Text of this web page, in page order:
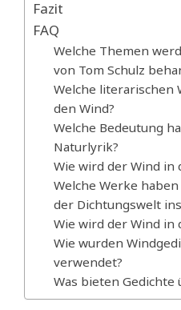
Fazit
FAQ
Welche Themen
von Tom Schulz
Welche literarischen
den Wind?
Welche Bedeutung
Naturlyrik?
Wie wird der Wind in
Welche Werke
der Dichtungswelt
Wie wird der Wind in
Wie wurden
verwendet?
Was bieten Gedichte